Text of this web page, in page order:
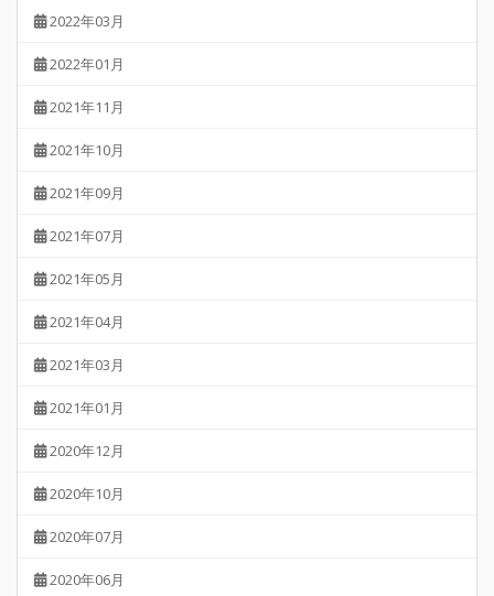
2022年03月
2022年01月
2021年11月
2021年10月
2021年09月
2021年07月
2021年05月
2021年04月
2021年03月
2021年01月
2020年12月
2020年10月
2020年07月
2020年06月